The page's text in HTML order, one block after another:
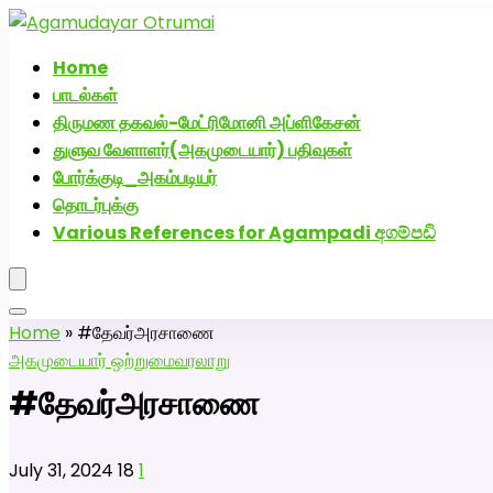
Home
பாடல்கள்
திருமண தகவல்-மேட்ரிமோனி அப்ளிகேசன்
துளுவ வேளாளர்(அகமுடையார்) பதிவுகள்
போர்க்குடி_அகம்படியர்
தொடர்புக்கு
Various References for Agampadi අගම්පඩි
Home » #தேவர்அரசாணை
அகமுடையார் ஒற்றுமைவரலாறு
#தேவர்அரசாணை
July 31, 2024 181
அகமுடையார் திருமண வரன்களுக்கு